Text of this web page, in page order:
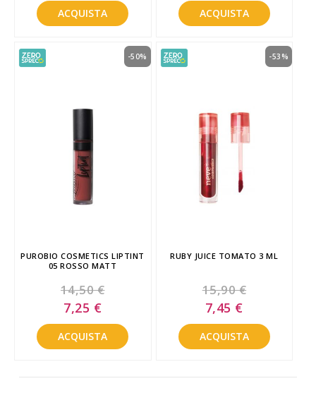
ACQUISTA ACQUISTA
PUROBIO COSMETICS LIPTINT
05 ROSSO MATT
14,50 €
-50%
Special
Price
7,25 €
ACQUISTA
RUBY JUICE TOMATO 3 ML
15,90 €
-53%
Special
Price
7,45 €
ACQUISTA